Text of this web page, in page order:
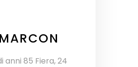
anni 85 Fiera, 24